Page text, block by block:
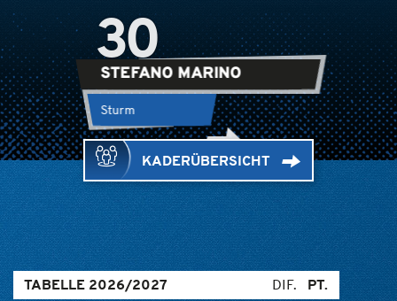
30
STEFANO MARINO
Sturm
KADERÜBERSICHT
TABELLE 2026/2027 DIF.
PT.